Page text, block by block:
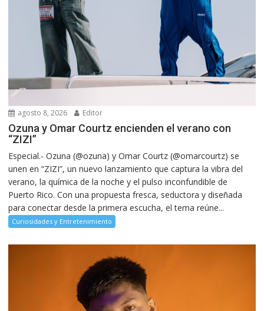
agosto 8, 2026 Editor
Ozuna y Omar Courtz encienden el verano con
“ZIZI”
Especial.- Ozuna (@ozuna) y Omar Courtz (@omarcourtz) se
unen en “ZIZI”, un nuevo lanzamiento que captura la vibra del
verano, la química de la noche y el pulso inconfundible de
Puerto Rico. Con una propuesta fresca, seductora y diseñada
para conectar desde la primera escucha, el tema reúne...
Curiosidades y Entretenimiento